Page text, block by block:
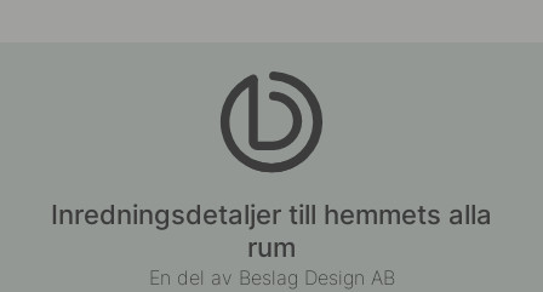
Inredningsdetaljer till hemmets alla
rum
En del av Beslag Design AB